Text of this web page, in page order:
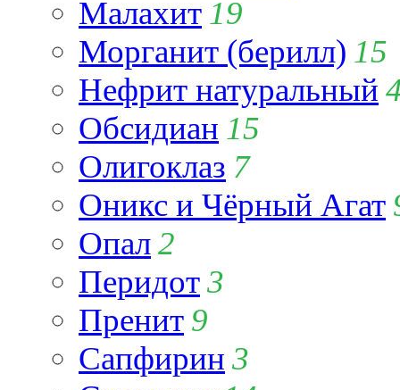
Малахит 19
Морганит (берилл) 15
Нефрит натуральный
Обсидиан 15
Олигоклаз 7
Оникс и Чёрный Агат
Опал2
Перидот3
Пренит 9
Сапфирин 3